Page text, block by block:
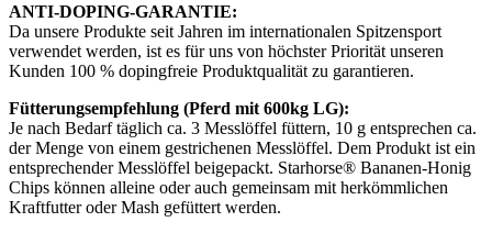
ANTI-DOPING-GARANTIE:
Da unsere Produkte seit Jahren im internationalen Spitzensport
verwendet werden, ist es für uns von höchster Priorität unseren
Kunden 100 % dopingfreie Produktqualität zu garantieren.
Fütterungsempfehlung (Pferd mit 600kg LG):
Je nach Bedarf täglich ca. 3 Messlöffel füttern, 10 g entsprechen ca.
der Menge von einem gestrichenen Messlöffel. Dem Produkt ist ein
entsprechender Messlöffel beigepackt. Starhorse® Bananen-Honig
Chips können alleine oder auch gemeinsam mit herkömmlichen
Kraftfutter oder Mash gefüttert werden.